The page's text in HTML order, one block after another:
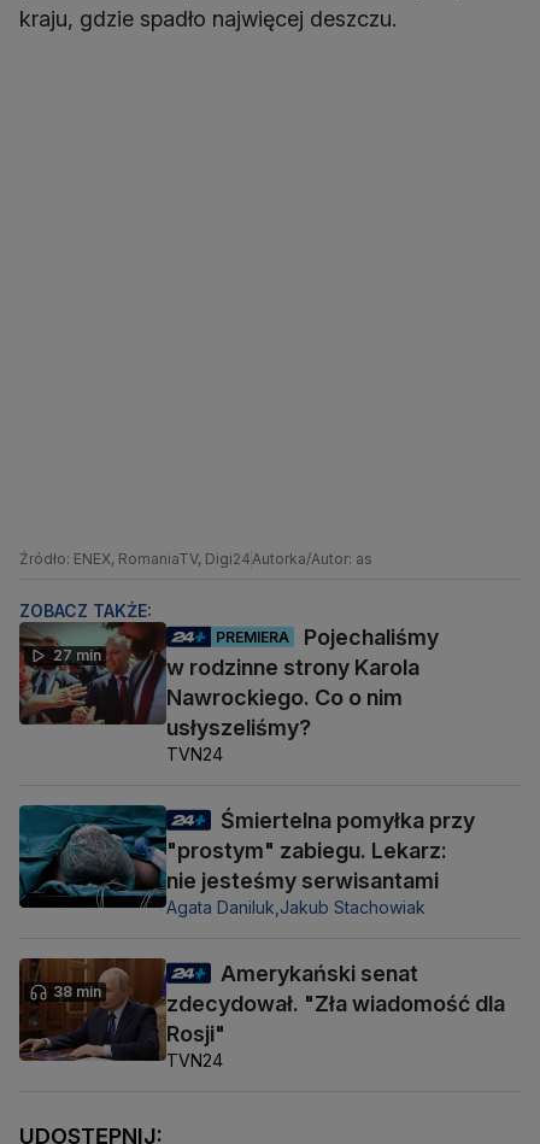
kraju, gdzie spadło najwięcej deszczu.
Źródło: ENEX, RomaniaTV, Digi24Autorka/Autor: as
ZOBACZ TAKŻE:
27 min
PREMIERA
Pojechaliśmy
w rodzinne strony Karola
Nawrockiego. Co o nim
usłyszeliśmy?
TVN24
Śmiertelna pomyłka przy
"prostym" zabiegu. Lekarz:
nie jesteśmy serwisantami
Agata Daniluk, Jakub Stachowiak
38 min
Amerykański senat
zdecydował. "Zła wiadomość dla
Rosji"
TVN24
UDOSTĘPNIJ: